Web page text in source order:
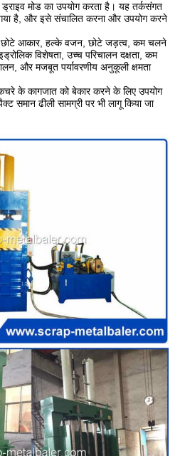
मोड का उपयोग करता है। यह तर्कसंगत
है, और इसे संचालित करना और उपयोग करने
छोटे आकार, हल्के वजन, छोटे जड़त्व, कम चलने
विशेषता, उच्च परिचालन दक्षता, कम
और मजबूत पर्यावरणीय अनुकूली क्षमता
के कागजात को बेकार करने के लिए उपयोग
समान ढीली सामग्री पर भी लागू किया जा